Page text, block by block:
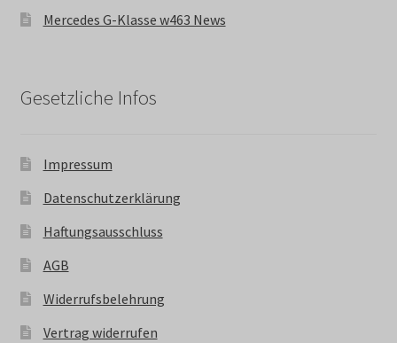
Mercedes G-Klasse w463 News
Gesetzliche Infos
Impressum
Datenschutzerklärung
Haftungsausschluss
AGB
Widerrufsbelehrung
Vertrag widerrufen